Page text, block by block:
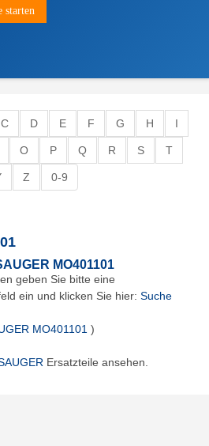
C D E F G H I
O P Q R S T
Z 0-9
MO401101
geben Sie bitte eine
ein und klicken Sie hier: Suche
MO401101 )
Ersatzteile ansehen.